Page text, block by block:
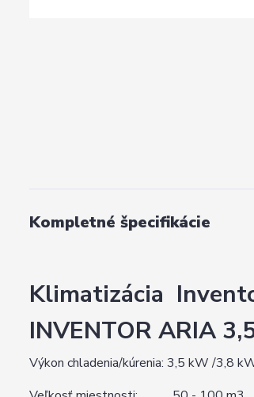
Kompletné špecifikácie
Klimatizácia
INVENTOR ARIA
Výkon chladenia/kúrenia: 3,5 kW /3,8